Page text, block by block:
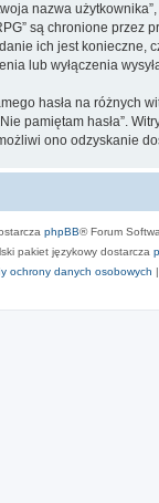
nazwa
są chronione
ich jest
lub wyłączenia
hasła na różnych
pamiętam hasła”.
ono odzyskanie
phpBB® Forum
pakiet językowy dostarcza
ochrony danych osobowych |